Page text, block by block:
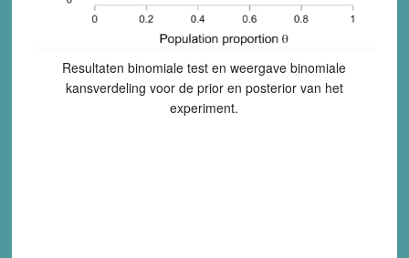
Resultaten binomiale test en weergave binomiale
kansverdeling voor de prior en posterior van het
experiment.